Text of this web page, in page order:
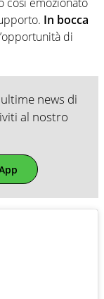
così emozionato
In bocca
di
news di
al nostro